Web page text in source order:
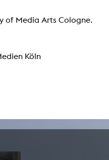
of Media Arts Cologne.
Köln